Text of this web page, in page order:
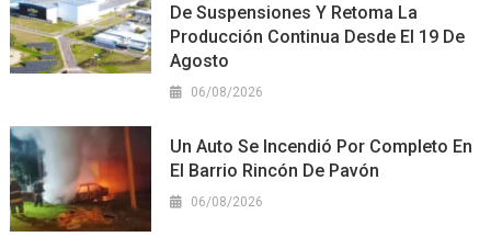
De Suspensiones Y Retoma La
Producción Continua Desde El 19 De
Agosto
06/08/2026
Un Auto Se Incendió Por Completo En
El Barrio Rincón De Pavón
06/08/2026